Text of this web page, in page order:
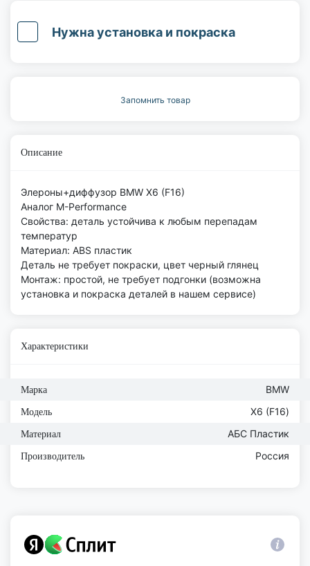
Нужна установка и покраска
Запомнить товар
Описание
Элероны+диффузор BMW X6 (F16)
Аналог M-Performance
Свойства: деталь устойчива к любым перепадам
температур
Материал: ABS пластик
Деталь не требует покраски, цвет черный глянец
Монтаж: простой, не требует подгонки (возможна
установка и покраска деталей в нашем сервисе)
Характеристики
Марка BMW
Модель Х6 (F16)
Материал АБС Пластик
Производитель Россия